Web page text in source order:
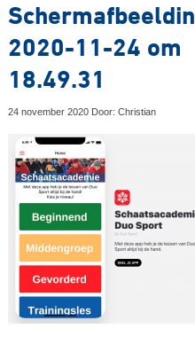
2020-11-24 om
18.49.31
24 november 2020 Door: Christian